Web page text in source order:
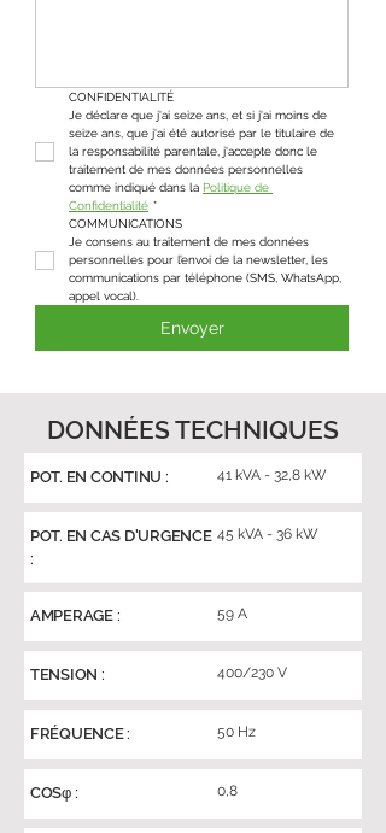
CONFIDENTIALITÉ
Je déclare que j'ai seize ans, et si j'ai moins de
seize ans, que j'ai été autorisé par le titulaire de
la responsabilité parentale, j'accepte donc le
traitement de mes données personnelles
comme indiqué dans la Politique de
Confidentialité *
COMMUNICATIONS
Je consens au traitement de mes données
personnelles pour l’envoi de la newsletter, les
communications par téléphone (SMS, WhatsApp,
appel vocal).
Envoyer
DONNÉES TECHNIQUES
POT. EN CONTINU : 41 kVA - 32,8 kW
POT. EN CAS D'URGENCE
:
45 kVA - 36 kW
AMPERAGE : 59 A
TENSION : 400/230 V
FRÉQUENCE : 50 Hz
COSφ : 0,8